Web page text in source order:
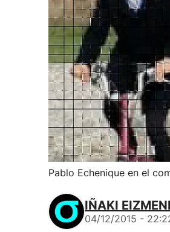
Pablo Echenique en el
IÑAKI
04/12/2015 -